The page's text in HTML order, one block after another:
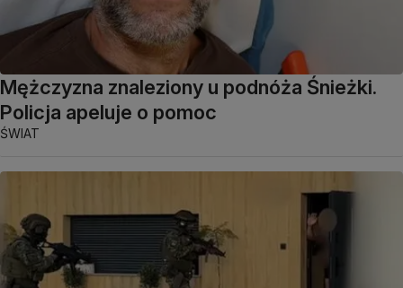
Mężczyzna znaleziony u podnóża Śnieżki.
Policja apeluje o pomoc
ŚWIAT